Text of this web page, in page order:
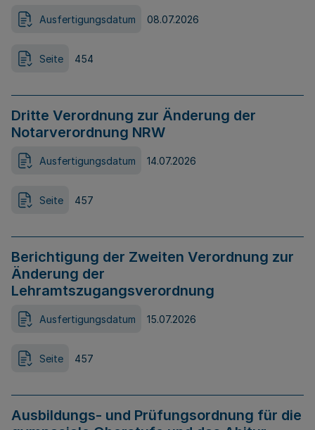
Ausfertigungsdatum 08.07.2026
Seite 454
Dritte Verordnung zur Änderung der
Notarverordnung NRW
Ausfertigungsdatum 14.07.2026
Seite 457
Berichtigung der Zweiten Verordnung zur
Änderung der
Lehramtszugangsverordnung
Ausfertigungsdatum 15.07.2026
Seite 457
Ausbildungs- und Prüfungsordnung für die